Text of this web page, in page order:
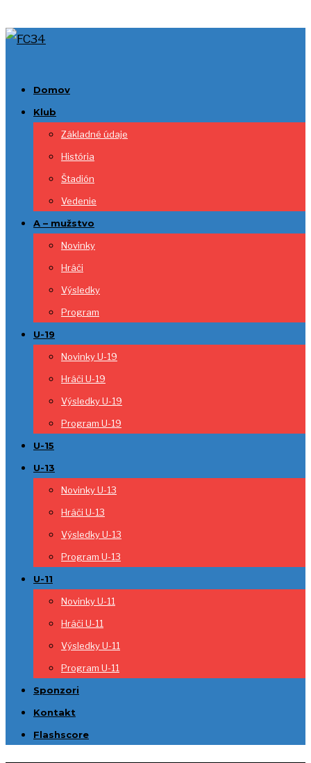
Domov
Klub
Základné údaje
História
Štadión
Vedenie
A – mužstvo
Novinky
Hráči
Výsledky
Program
U-19
Novinky U-19
Hráči U-19
Výsledky U-19
Program U-19
U-15
U-13
Novinky U-13
Hráči U-13
Výsledky U-13
Program U-13
U-11
Novinky U-11
Hráči U-11
Výsledky U-11
Program U-11
Sponzori
Kontakt
Flashscore